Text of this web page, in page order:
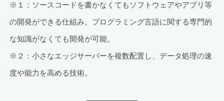
※１：ソースコードを書かなくてもソフトウェアやアプリ等
の開発ができる仕組み。プログラミング言語に関する専門的
な知識がなくても開発が可能。
※２：小さなエッジサーバーを複数配置し、データ処理の速
度や能力を高める技術。